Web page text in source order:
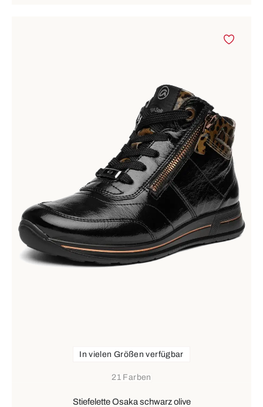
21 Farben
In vielen Größen verfügbar
Stiefelette Osaka schwarz olive